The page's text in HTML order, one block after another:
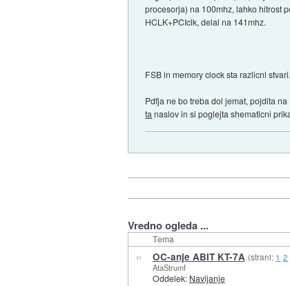
procesorja) na 100mhz, lahko hitrost
HCLK+PCIclk, delal na 141mhz.
FSB in memory clock sta razlicni
Pdfja ne bo treba dol jemat, pojdita na
tanaslov in si poglejta shematicni
Vredno ogleda ...
Tema
» OC-anje ABIT KT-7A (strani: 1 2
AtaStrumf
Oddelek: Navijanje